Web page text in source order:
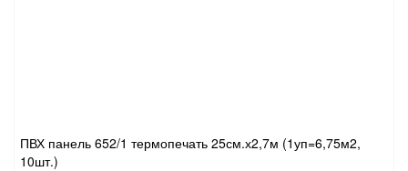
ПВХ панель 652/1 термопечать 25см.х2,7м (1уп=6,75м2,
10шт.)